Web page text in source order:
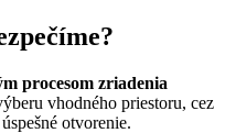
procesom zriadenia
vhodného priestoru, cez
otvorenie.